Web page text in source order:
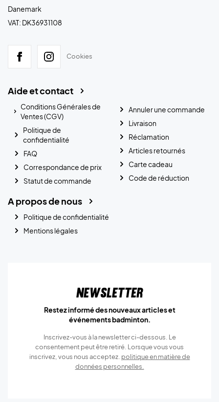
Danemark
VAT: DK36931108
Cookies
Aide et contact
Conditions Générales de
Ventes (CGV)
Politique de
confidentialité
FAQ
Correspondance de prix
Statut de commande
Annuler une commande
Livraison
Réclamation
Articles retournés
Carte cadeau
Code de réduction
A propos de nous
Politique de confidentialité
Mentions légales
Newsletter
Restez informé des nouveaux articles et
événements badminton.
Inscrivez-vous à la newsletter ci-dessous. Le
consentement peut être retiré. Lorsque vous vous
inscrivez, vous nous acceptez. politique en matière de
données personnelles.